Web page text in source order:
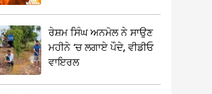
ਰੇਸ਼ਮ ਸਿੰਘ ਅਨਮੋਲ ਨੇ ਸਾਉਣ
ਮਹੀਨੇ ‘ਚ ਲਗਾਏ ਪੌਦੇ, ਵੀਡੀਓ
ਵਾਇਰਲ